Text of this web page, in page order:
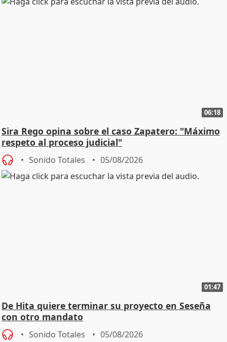
06:18
Sira Rego opina sobre el caso Zapatero: "Máximo
respeto al proceso judicial"
Sonido Totales 05/08/2026
01:47
De Hita quiere terminar su proyecto en Seseña
con otro mandato
Sonido Totales 05/08/2026